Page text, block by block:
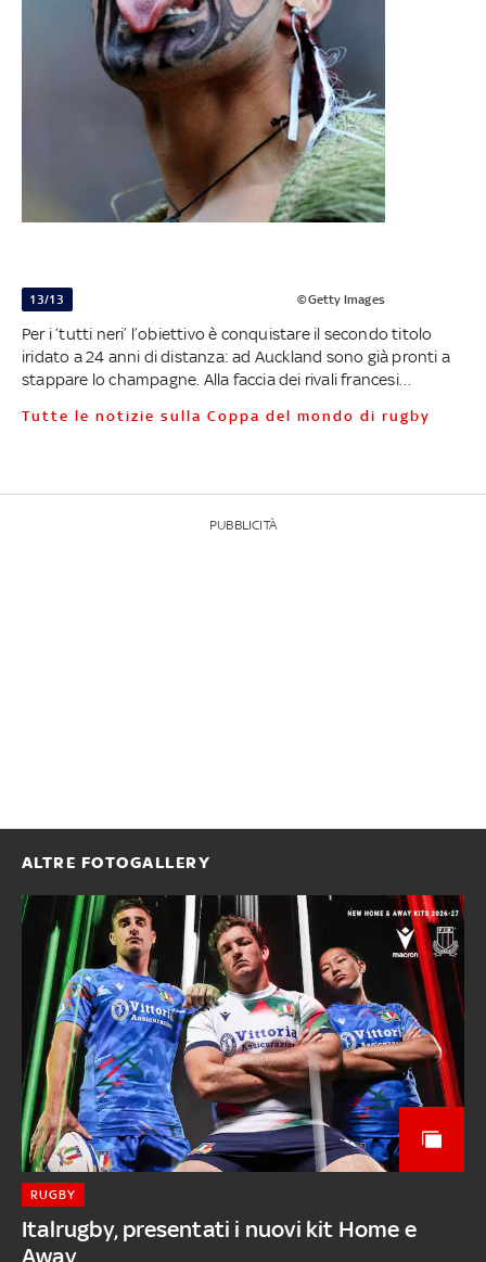
13/13 ©Getty Images
Per i ‘tutti neri’ l’obiettivo è conquistare il secondo titolo
iridato a 24 anni di distanza: ad Auckland sono già pronti a
stappare lo champagne. Alla faccia dei rivali francesi…
Tutte le notizie sulla Coppa del mondo di rugby
PUBBLICITÀ
ALTRE FOTOGALLERY
Italrugby, presentati i nuovi kit Home e
Away
RUGBY